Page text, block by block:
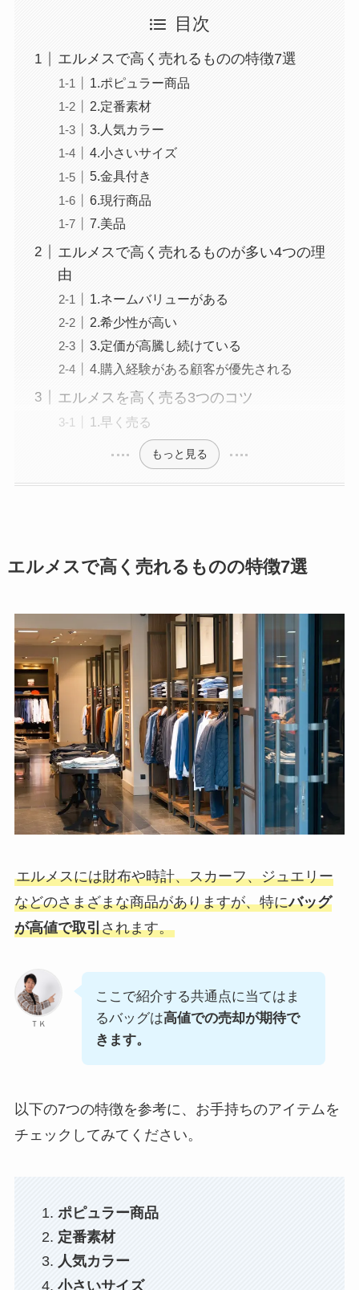
目次
エルメスで高く売れるものの特徴7選
1.ポピュラー商品
2.定番素材
3.人気カラー
4.小さいサイズ
5.金具付き
6.現行商品
7.美品
エルメスで高く売れるものが多い4つの理
由
1.ネームバリューがある
2.希少性が高い
3.定価が高騰し続けている
4.購入経験がある顧客が優先される
エルメスを高く売る3つのコツ
1.早く売る
もっと見る
エルメスで高く売れるものの特徴7選
エルメスには財布や時計、スカーフ、ジュエリー
などのさまざまな商品がありますが、特にバッグ
が高値で取引されます。
ＴＫ
ここで紹介する共通点に当てはま
るバッグは高値での売却が期待で
きます。
以下の7つの特徴を参考に、お手持ちのアイテムを
チェックしてみてください。
ポピュラー商品
定番素材
人気カラー
小さいサイズ